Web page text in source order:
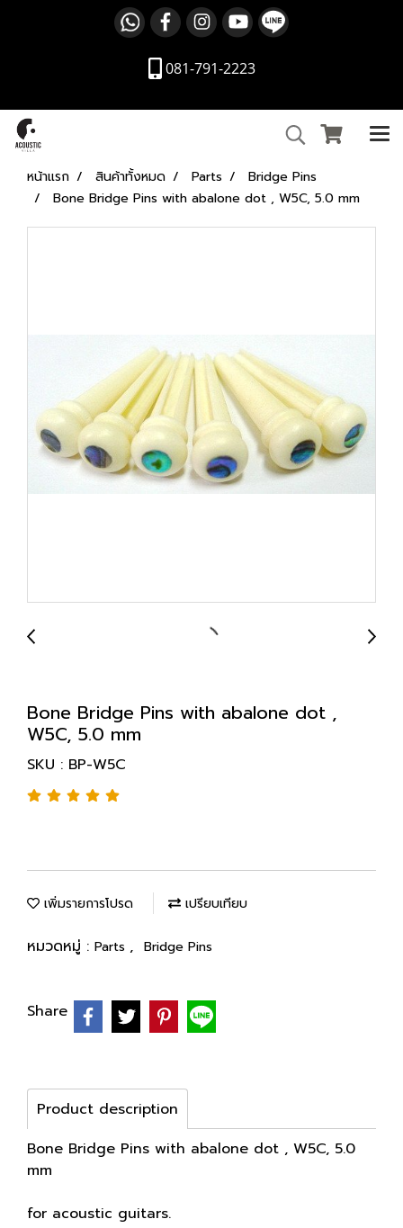
081-791-2223
หน้าแรก สินค้าทั้งหมด Parts
Bridge Pins
Bone Bridge Pins with abalone dot , W5C, 5.0 mm
Bone Bridge Pins with abalone dot ,
W5C, 5.0 mm
SKU : BP-W5C
เพิ่มรายการโปรด เปรียบเทียบ
หมวดหมู่ : Parts , Bridge Pins
Share
Product description
Bone Bridge Pins with abalone dot , W5C, 5.0
mm
for acoustic guitars.